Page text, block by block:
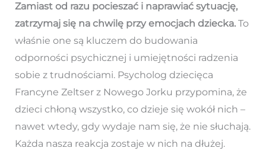
Zamiast od razu pocieszać i naprawiać sytuację,
zatrzymaj się na chwilę przy emocjach dziecka.To
właśnie one są kluczem do budowania
odporności psychicznej i umiejętności radzenia
sobie z trudnościami. Psycholog dziecięca
Francyne Zeltser z Nowego Jorku przypomina, że
dzieci chłoną wszystko, co dzieje się wokół nich –
nawet wtedy, gdy wydaje nam się, że nie słuchają.
Każda nasza reakcja zostaje w nich na dłużej.